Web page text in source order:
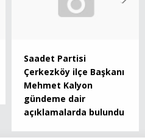
Saadet Partisi
Çerkezköy ilçe Başkanı
Mehmet Kalyon
gündeme dair
açıklamalarda bulundu